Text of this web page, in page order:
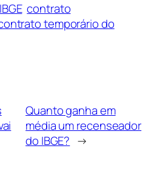
contrato
temporário do
Quanto ganha em
média um recenseador
do IBGE? →